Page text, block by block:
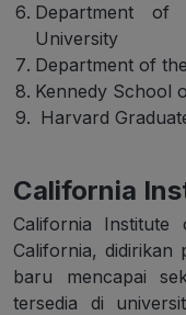
Department of
University
Department of
Kennedy School
Harvard
California
California
California, didirikan
baru mencapai
tersedia di